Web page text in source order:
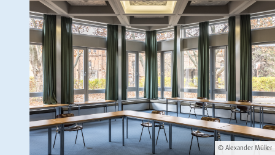
© Alexander Müller